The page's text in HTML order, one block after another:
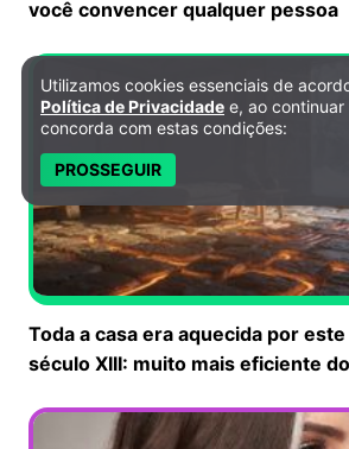
você convencer qualquer pessoa
Toda a casa era aquecida por
século XIII: muito mais eficiente
Política de Privacidade e Cookies
Utilizamos cookies essenciais de
Política de Privacidade e, ao
concorda com estas condições:
PROSSEGUIR